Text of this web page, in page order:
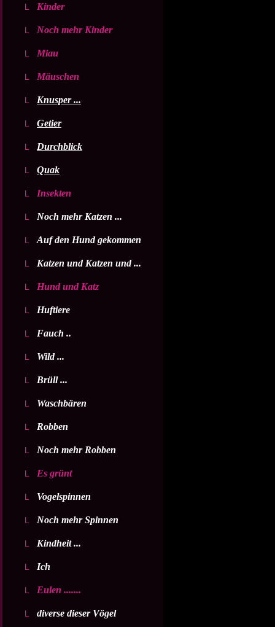
Kinder
Noch mehr Kinder
Miau
Mäuschen
Knusper ...
Getier
Durchblick
Quak
Insekten
Noch mehr Katzen ...
Auf den Hund gekommen
Katzen und Katzen und ...
Hund und Katz
Huftiere
Fauch ..
Wild ...
Brüll ...
Waschbären
Robben
Noch mehr Robben
Es grünt
Vogelspinnen
Noch mehr Spinnen
Kindheit ...
Ich
Eulen .......
diverse dieser Vögel